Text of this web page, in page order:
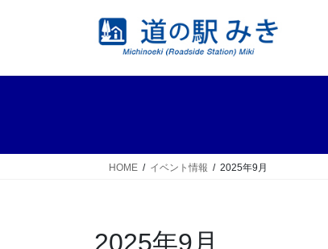
HOME イベント情報 2025年9月
2025年9月